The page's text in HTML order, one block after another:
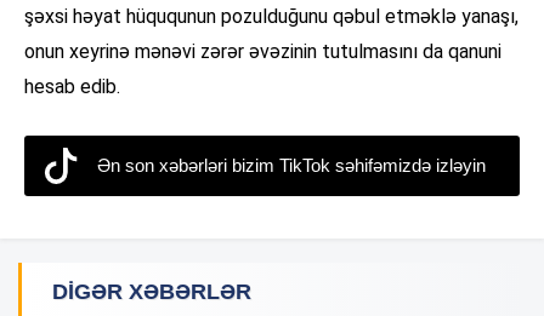
şəxsi həyat hüququnun pozulduğunu qəbul etməklə yanaşı,
onun xeyrinə mənəvi zərər əvəzinin tutulmasını da qanuni
hesab edib.
Ən son xəbərləri bizim TikTok səhifəmizdə izləyin
DIGƏR XƏBƏRLƏR